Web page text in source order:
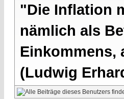
"Die Inflation
nämlich als
Einkommens,
(Ludwig